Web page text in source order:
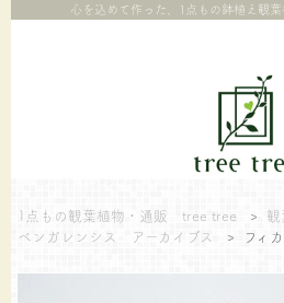
心を込めて作った、1点もの鉢植え観
1点もの観葉植物・通販 tree tree >
ベンガレンシス アーカイブス
> フィ